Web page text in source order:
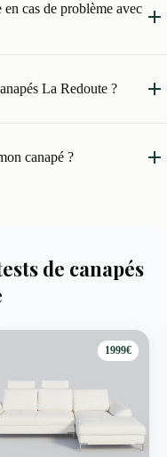
cas de problème avec
La Redoute ?
canapé ?
de canapés
1999€